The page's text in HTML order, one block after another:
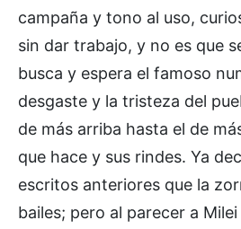
campaña y tono al uso,
sin dar trabajo, y no es que
busca y espera el famoso
desgaste y la tristeza del
de más arriba hasta el de
que hace y sus rindes. Ya
escritos anteriores que la
bailes; pero al parecer a